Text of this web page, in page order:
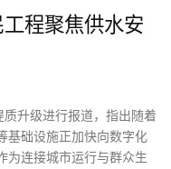
程聚焦供水安
质升级进行报道，指出随着
基础设施正加快向数字化
为连接城市运行与群众生